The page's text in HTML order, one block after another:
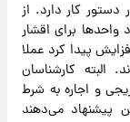
کار دارد. از
برای اقشار
پیدا کرد عملا
کارشناسان
و اجاره به شرط
پیشنهاد می‌دهند